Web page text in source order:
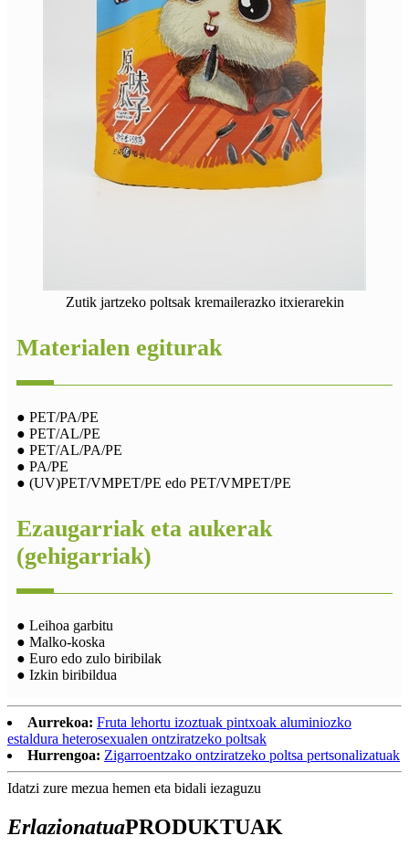
Zutik jartzeko poltsak kremailerazko itxierarekin
Materialen egiturak
● PET/PA/PE
● PET/AL/PE
● PET/AL/PA/PE
● PA/PE
● (UV)PET/VMPET/PE edo PET/VMPET/PE
Ezaugarriak eta aukerak
(gehigarriak)
● Leihoa garbitu
● Malko-koska
● Euro edo zulo biribilak
● Izkin biribildua
Aurrekoa: Fruta lehortu izoztuak pintxoak aluminiozko
estaldura heterosexualen ontziratzeko poltsak
Hurrengoa: Zigarroentzako ontziratzeko poltsa pertsonalizatuak
Idatzi zure mezua hemen eta bidali iezaguzu
ErlazionatuaPRODUKTUAK